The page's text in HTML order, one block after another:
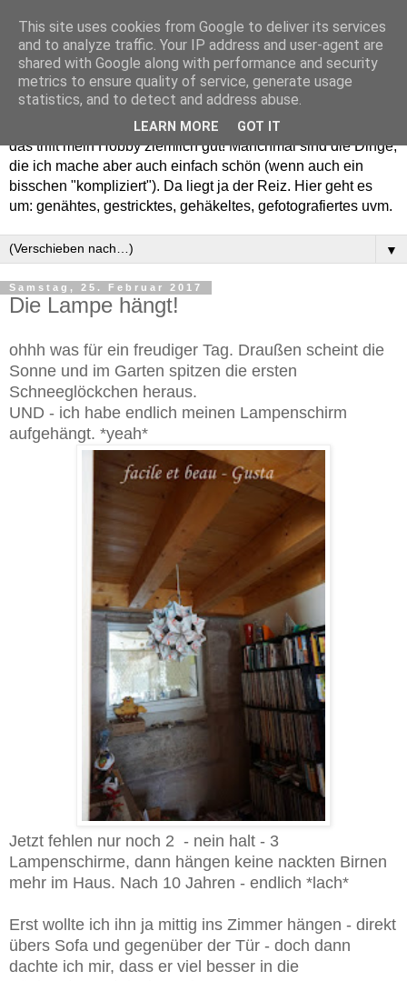
Willkommen in meinem "Wohnzimmer". Einfach und schön -
das trifft mein Hobby ziemlich gut! Manchmal sind die Dinge,
die ich mache aber auch einfach schön (wenn auch ein
bisschen "kompliziert"). Da liegt ja der Reiz. Hier geht es
um: genähtes, gestricktes, gehäkeltes, gefotografiertes uvm.
▼
Samstag, 25. Februar 2017
Die Lampe hängt!
ohhh was für ein freudiger Tag. Draußen scheint die
Sonne und im Garten spitzen die ersten
Schneeglöckchen heraus.
UND - ich habe endlich meinen Lampenschirm
aufgehängt. *yeah*
Jetzt fehlen nur noch 2 - nein halt - 3
Lampenschirme, dann hängen keine nackten Birnen
mehr im Haus. Nach 10 Jahren - endlich *lach*
Erst wollte ich ihn ja mittig ins Zimmer hängen - direkt
übers Sofa und gegenüber der Tür - doch dann
dachte ich mir, dass er viel besser in die
This site uses cookies from Google to deliver its services
and to analyze traffic. Your IP address and user-agent are
shared with Google along with performance and security
metrics to ensure quality of service, generate usage
statistics, and to detect and address abuse.
LEARN MORE GOT IT